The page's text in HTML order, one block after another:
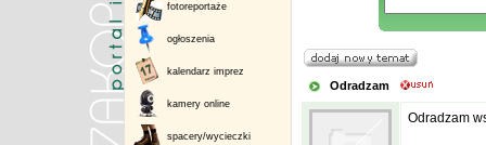
fotoreportaże
ogłoszenia
kalendarz imprez
kamery online
spacery/wycieczki
Odradzam
Odradzam